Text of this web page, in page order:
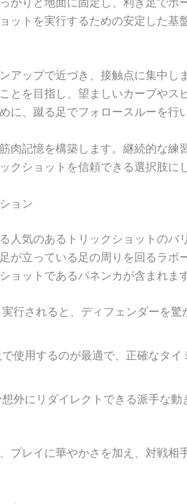
ットを実行するための安定した基
アップで近づき、接触点に集中し
とを目指し、望ましいカーブやス
に、蹴る足でフォロースルーを行
肉記憶を構築します。継続的な練
クショットを信頼できる選択肢に
ョン
人気のあるトリックショットのバ
が立っている足の周りを回るラボ
ョットであるパネンカが含まれま
行されると、ディフェンダーを驚
使用するのが最適で、正確なタイ
外にリダイレクトできる派手な動
プレイに華やかさを加え、対戦相